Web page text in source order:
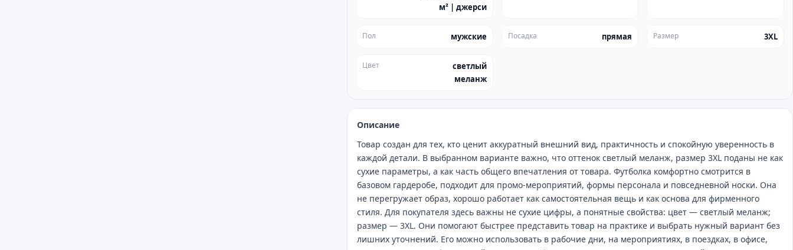
м² | джерси
Пол мужские Посадка прямая Размер 3XL
Цвет
светлый
меланж
Описание
Товар создан для тех, кто ценит аккуратный внешний вид, практичность и спокойную уверенность в
каждой детали. В выбранном варианте важно, что оттенок светлый меланж, размер 3XL поданы не как
сухие параметры, а как часть общего впечатления от товара. Футболка комфортно смотрится в
базовом гардеробе, подходит для промо‑мероприятий, формы персонала и повседневной носки. Она
не перегружает образ, хорошо работает как самостоятельная вещь и как основа для фирменного
стиля. Для покупателя здесь важны не сухие цифры, а понятные свойства: цвет — светлый меланж;
размер — 3XL. Они помогают быстрее представить товар на практике и выбрать нужный вариант без
лишних уточнений. Его можно использовать в рабочие дни, на мероприятиях, в поездках, в офисе,